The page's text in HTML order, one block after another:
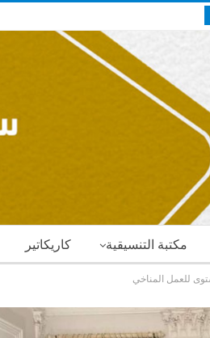
كاريكاتير مكتبة التنسيقية
للعمل المناخي